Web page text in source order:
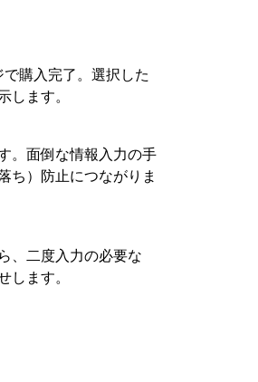
購入完了。選択した
します。
。面倒な情報入力の手
ち）防止につながりま
、二度入力の必要な
します。